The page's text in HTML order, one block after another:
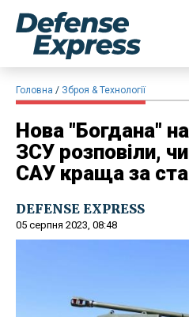
Головна Зброя & Технології
Нова "Богдана"
ЗСУ розповіли,
САУ краща за
DEFENSE EXPRESS
05 серпня 2023, 08:48